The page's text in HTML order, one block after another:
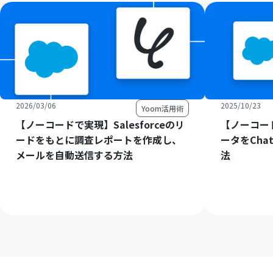
2026/03/06 Yoom活用術
【ノーコードで実現】Salesforceのリ
ードをもとに調査レポートを作成し、
メールを自動送信する方法
2025/10/23
【ノーコ
ータを
法